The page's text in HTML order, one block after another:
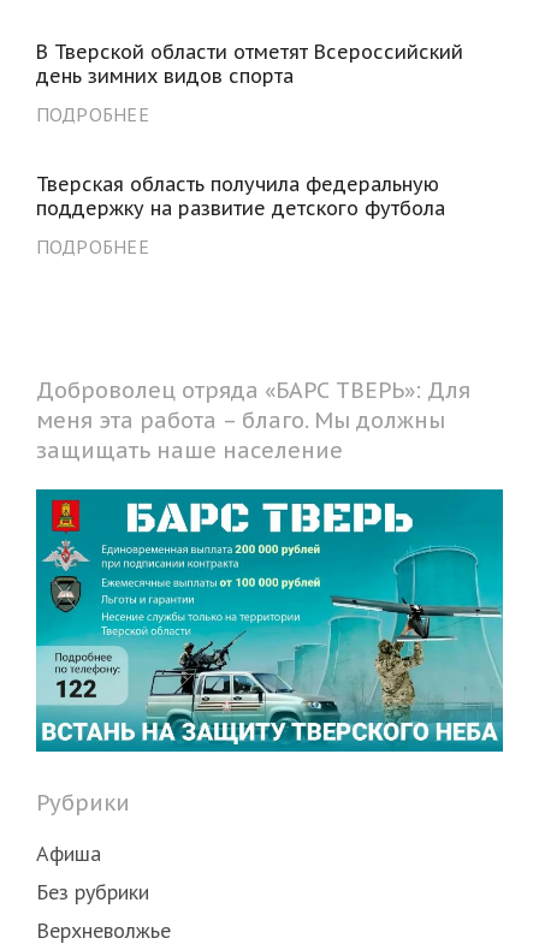
В Тверской области отметят Всероссийский
день зимних видов спорта
ПОДРОБНЕЕ
Тверская область получила федеральную
поддержку на развитие детского футбола
ПОДРОБНЕЕ
Доброволец отряда «БАРС ТВЕРЬ»: Для
меня эта работа – благо. Мы должны
защищать наше население
Рубрики
Афиша
Без рубрики
Верхневолжье